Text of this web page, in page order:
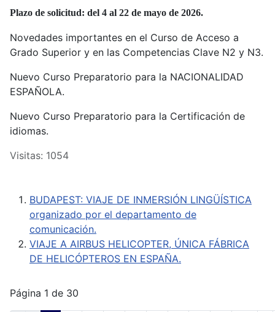
Plazo de solicitud: del 4 al 22 de mayo de 2026.
Novedades importantes en el Curso de Acceso a
Grado Superior y en las Competencias Clave N2 y N3.
Nuevo Curso Preparatorio para la NACIONALIDAD
ESPAÑOLA.
Nuevo Curso Preparatorio para la Certificación de
idiomas.
Visitas: 1054
BUDAPEST: VIAJE DE INMERSIÓN LINGÜÍSTICA
organizado por el departamento de
comunicación.
VIAJE A AIRBUS HELICOPTER, ÚNICA FÁBRICA
DE HELICÓPTEROS EN ESPAÑA.
Página 1 de 30